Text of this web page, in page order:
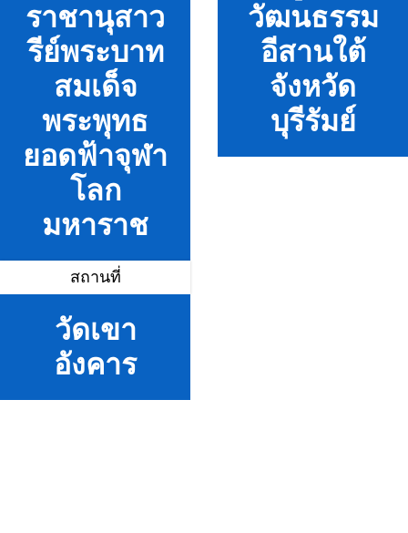
ราชานุสาว
รีย์พระบาท
สมเด็จ
พระพุทธ
ยอดฟ้าจุฬา
โลก
มหาราช
วัฒนธรรม
อีสานใต้
จังหวัด
บุรีรัมย์
สถานที่
วัดเขา
อังคาร